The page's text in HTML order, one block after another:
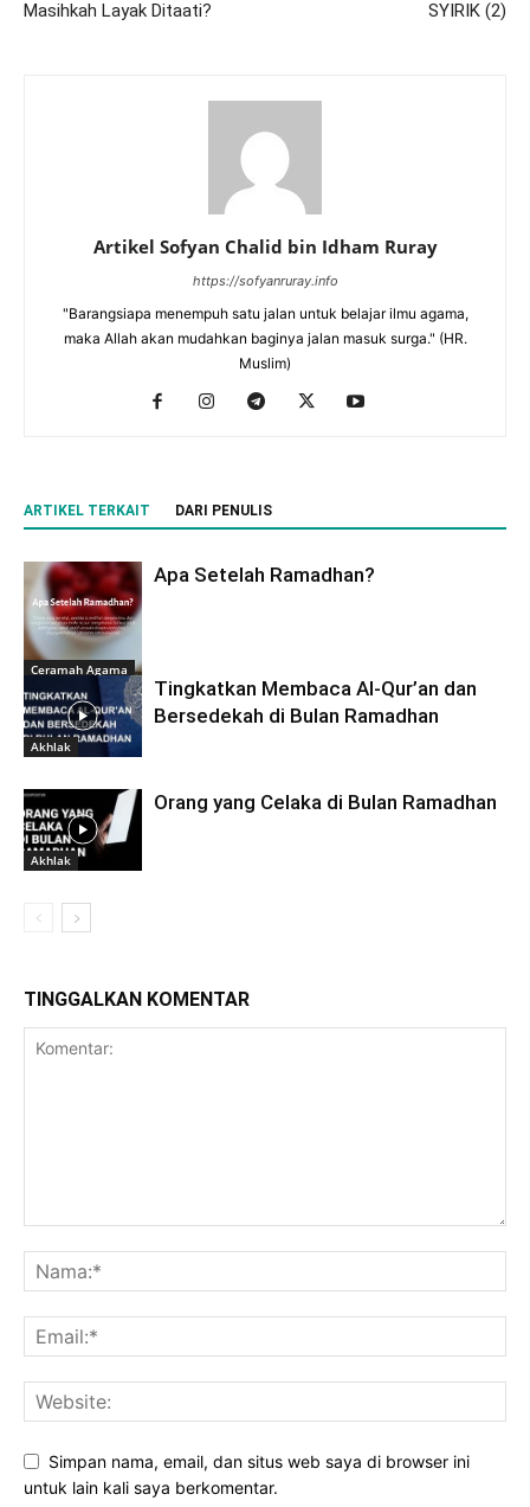
Masihkah Layak Ditaati? SYIRIK (2)
Artikel Sofyan Chalid bin Idham Ruray
https://sofyanruray.info
"Barangsiapa menempuh satu jalan untuk belajar ilmu agama,
maka Allah akan mudahkan baginya jalan masuk surga." (HR.
Muslim)
ARTIKEL TERKAIT DARI PENULIS
Ceramah Agama
Apa Setelah Ramadhan?
Akhlak
Tingkatkan Membaca Al-Qur’an dan
Bersedekah di Bulan Ramadhan
Akhlak
Orang yang Celaka di Bulan Ramadhan
TINGGALKAN KOMENTAR
Simpan nama, email, dan situs web saya di browser ini
untuk lain kali saya berkomentar.